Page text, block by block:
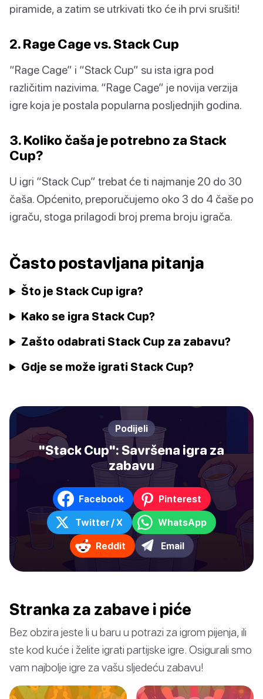
piramide, a zatim se utrkivati tko će ih prvi srušiti!
2. Rage Cage vs. Stack Cup
“Rage Cage” i “Stack Cup” su ista igra pod
različitim nazivima. “Rage Cage” je novija verzija
igre koja je postala popularna posljednjih godina.
3. Koliko čaša je potrebno za Stack
Cup?
U igri “Stack Cup” trebat će ti najmanje 20 do 30
čaša. Općenito, preporučujemo oko 3 do 4 čaše po
igraču, stoga prilagodi broj prema broju igrača.
Často postavljana pitanja
Što je Stack Cup igra?
Kako se igra Stack Cup?
Zašto odabrati Stack Cup za zabavu?
Gdje se može igrati Stack Cup?
Podijeli
"Stack Cup": Savršena igra za
zabavu
Facebook Pinterest
Twitter / X WhatsApp
Reddit Email
Stranka za zabave i piće
Bez obzira jeste li u baru u potrazi za igrom pijenja, ili
ste kod kuće i želite igrati partijske igre. Osigurali smo
vam najbolje igre za vašu sljedeću zabavu!